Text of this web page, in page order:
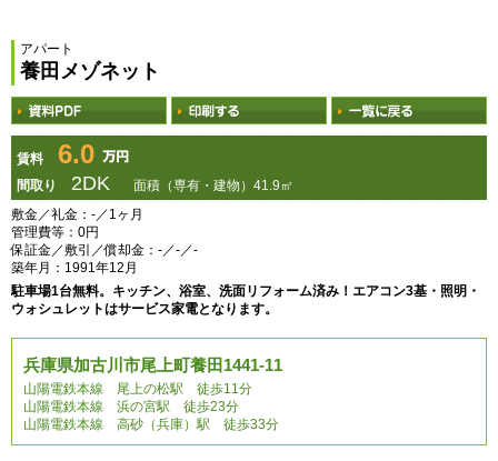
アパート
養田メゾネット
賃料 6.0
間取り 2DK
面積（専有・建物）41.9㎡
敷金／礼金：-／1ヶ月
管理費等：0円
保証金／敷引／償却金：-／-／-
築年月：1991年12月
駐車場1台無料。キッチン、浴室、洗面リフォーム済み！エアコン3基・照明・
ウォシュレットはサービス家電となります。
兵庫県加古川市尾上町養田1441-11
山陽電鉄本線 尾上の松駅 徒歩11分
山陽電鉄本線 浜の宮駅 徒歩23分
山陽電鉄本線 高砂（兵庫）駅 徒歩33分